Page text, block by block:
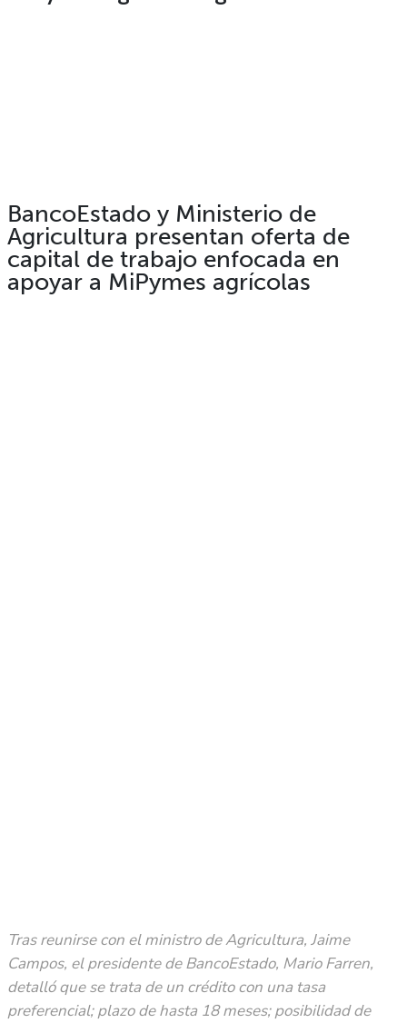
BancoEstado y Ministerio de
Agricultura presentan oferta de
capital de trabajo enfocada en
apoyar a MiPymes agrícolas
Tras reunirse con el ministro de Agricultura, Jaime
Campos, el presidente de BancoEstado, Mario Farren,
detalló que se trata de un crédito con una tasa
preferencial; plazo de hasta 18 meses; posibilidad de